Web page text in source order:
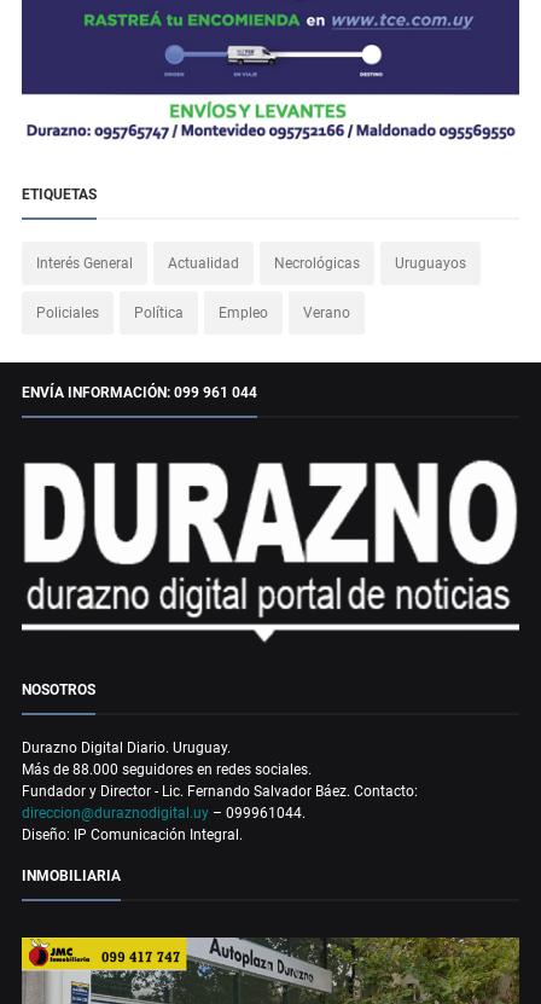
ETIQUETAS
Interés General Actualidad Necrológicas Uruguayos
Policiales Política Empleo Verano
ENVÍA INFORMACIÓN: 099 961 044
NOSOTROS
Durazno Digital Diario. Uruguay.
Más de 88.000 seguidores en redes sociales.
Fundador y Director - Lic. Fernando Salvador Báez. Contacto:
direccion@duraznodigital.uy – 099961044.
Diseño: IP Comunicación Integral.
INMOBILIARIA